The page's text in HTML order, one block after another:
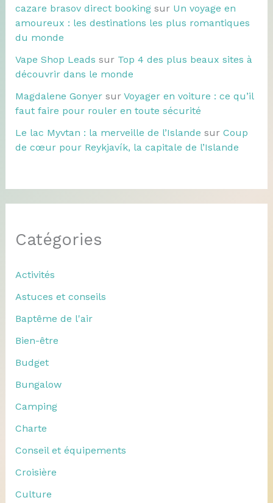
cazare brasov direct bookingsur Un voyage en
amoureux : les destinations les plus romantiques
du monde
Vape Shop Leads sur Top 4 des plus beaux sites à
découvrir dans le monde
Magdalene Gonyersur Voyager en voiture : ce qu’il
faut faire pour rouler en toute sécurité
Le lac Myvtan : la merveille de l’Islande sur Coup
de cœur pour Reykjavík, la capitale de l’Islande
Catégories
Activités
Astuces et conseils
Baptême de l'air
Bien-être
Budget
Bungalow
Camping
Charte
Conseil et équipements
Croisière
Culture